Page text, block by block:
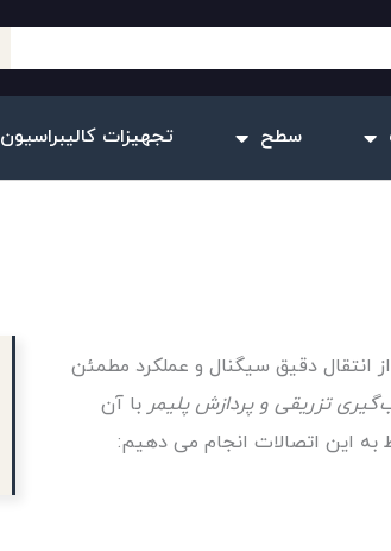
سطح تجهیزات کالیبراسیون
انتقال دقیق سیگنال و عملکرد مطمئن
تزریقی و پردازش پلیمر با آن
به این اتصالات انجام می دهیم: